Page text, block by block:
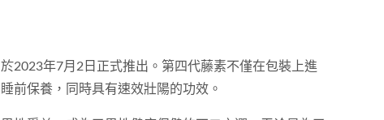
2023年7月2日正式推出。第四代藤素不僅在包裝上進
前保養，同時具有速效壯陽的功效。